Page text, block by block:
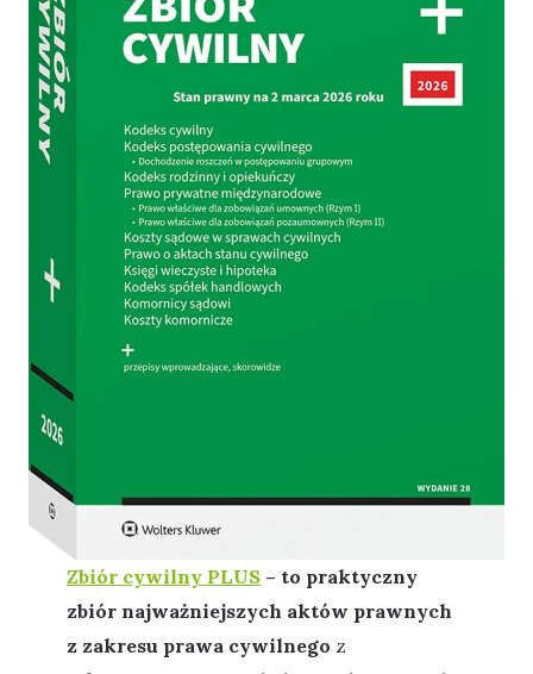
Zbiór cywilny PLUS – to praktyczny
zbiór najważniejszych aktów prawnych
z zakresu prawa cywilnego z